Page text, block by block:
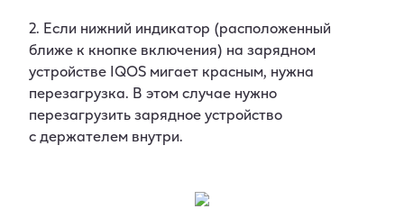
2. Если нижний индикатор (расположенный
ближе к кнопке включения) на зарядном
устройстве IQOS мигает красным, нужна
перезагрузка. В этом случае нужно
перезагрузить зарядное устройство
с держателем внутри.